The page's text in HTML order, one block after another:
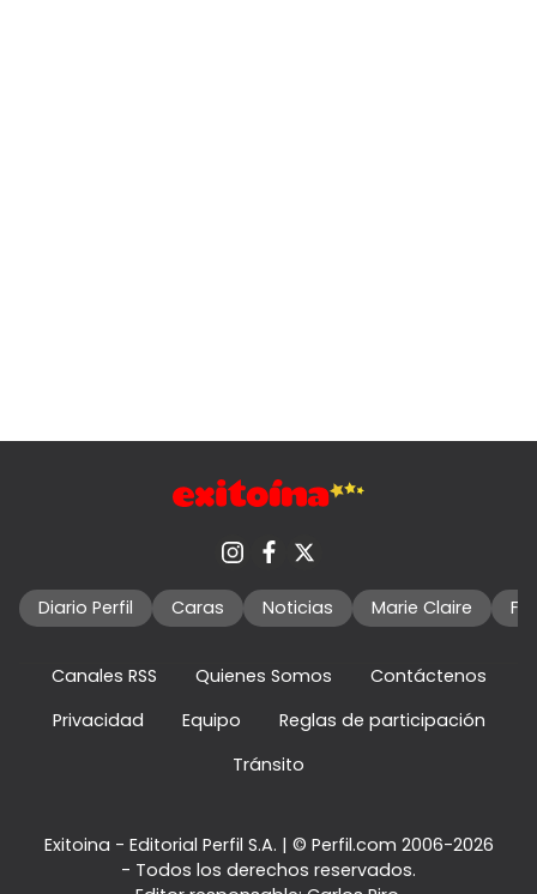
Diario Perfil Caras Noticias Marie Claire
Canales RSS Quienes Somos
Contáctenos
Privacidad
Equipo
Reglas de participación
Tránsito
Exitoina - Editorial Perfil S.A. | © Perfil.com 2006-2026
- Todos los derechos reservados.